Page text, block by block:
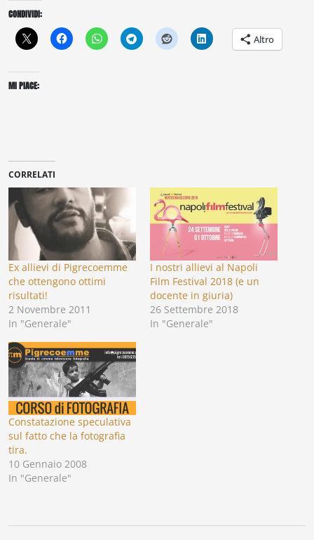
CONDIVIDI:
Altro
MI PIACE:
CORRELATI
Ex allievi di Pigrecoemme
che ottengono ottimi
risultati!
2 Novembre 2011
In "Generale"
I nostri allievi al Napoli
Film Festival 2018 (e un
docente in giuria)
26 Settembre 2018
In "Generale"
Constatazione speculativa
sul fatto che la fotografia
tira.
10 Gennaio 2008
In "Generale"